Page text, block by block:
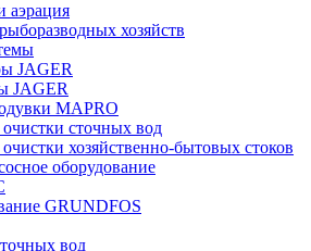
аэрация
хозяйств
JAGER
JAGER
MAPRO
сточных вод
хозяйственно-бытовых стоков
оборудование
GRUNDFOS
вод